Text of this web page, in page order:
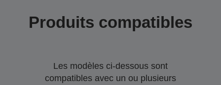
Produits compatibles
Les modèles ci-dessous sont
compatibles avec un ou plusieurs